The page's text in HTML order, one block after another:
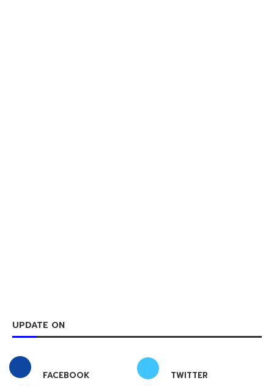
UPDATE ON
FACEBOOK TWITTER